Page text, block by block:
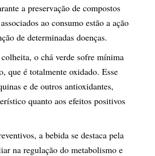
a preservação de compostos
ao consumo estão a ação
de determinadas doenças.
o chá verde sofre mínima
que é totalmente oxidado. Esse
e de outros antioxidantes,
quanto aos efeitos positivos
a bebida se destaca pela
na regulação do metabolismo e